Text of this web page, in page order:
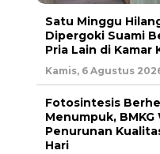
Satu Minggu
Dipergoki Suami
Pria Lain di Kamar
Kamis, 6 Agustus
Fotosintesis
Menumpuk, BMKG
Penurunan
Hari